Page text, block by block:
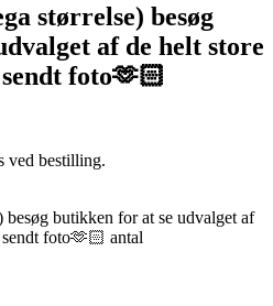
størrelse) besøg
af de helt store
foto🫶🏻
ved bestilling.
besøg butikken for at se udvalget af
foto🫶🏻 antal